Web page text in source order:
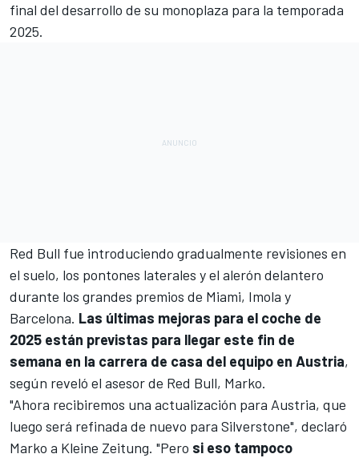
final del desarrollo de su monoplaza para la temporada
2025.
Red Bull fue introduciendo gradualmente revisiones en
el suelo, los pontones laterales y el alerón delantero
durante los grandes premios de Miami, Imola y
Barcelona. Las últimas mejoras para el coche de
2025 están previstas para llegar este fin de
semana en la carrera de casa del equipo en Austria,
según reveló el asesor de Red Bull, Marko.
"Ahora recibiremos una actualización para Austria, que
luego será refinada de nuevo para Silverstone", declaró
Marko a Kleine Zeitung. "Pero si eso tampoco